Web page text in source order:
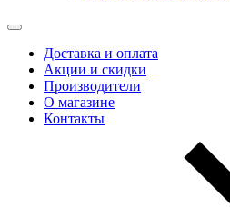
Доставка и оплата
Акции и скидки
Производители
О магазине
Контакты